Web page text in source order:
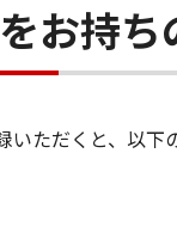
お持ち
いただくと、以